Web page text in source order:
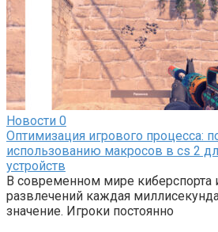
Новости 0
Оптимизация игрового процесса:
использованию макросов в cs 2
устройств
В современном мире
развлечений каждая
значение. Игроки постоянно